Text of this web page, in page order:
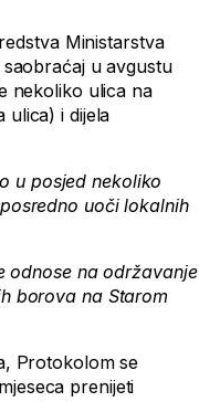
Ministarstva
u avgustu
nekoliko ulica na
ulica) i dijela
u posjed nekoliko
uoči lokalnih
odnose na održavanje
borova na Starom
Protokolom se
prenijeti